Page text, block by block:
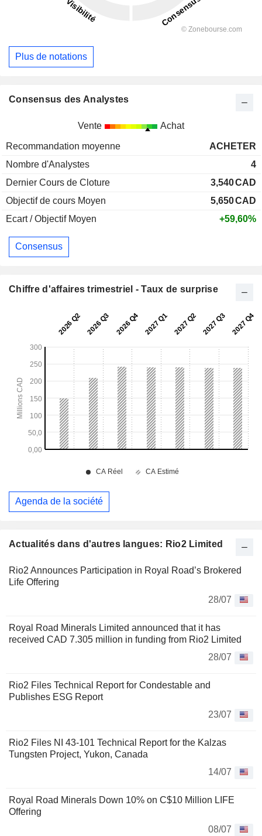
Actualités dans d'autres langues: Rio2 Limited
Rio2 Announces Participation in Royal Road’s Brokered
Life Offering
28/07
Royal Road Minerals Limited announced that it has
received CAD 7.305 million in funding from Rio2 Limited
28/07
Rio2 Files Technical Report for Condestable and
Publishes ESG Report
23/07
Rio2 Files NI 43-101 Technical Report for the Kalzas
Tungsten Project, Yukon, Canada
14/07
Royal Road Minerals Down 10% on C$10 Million LIFE
Offering
08/07
Plus de notations
Consensus des Analystes
Vente Achat
Recommandation moyenne
ACHETER
Nombre d'Analystes
4
Dernier Cours de Cloture
3,540CAD
Objectif de cours Moyen
5,650CAD
Ecart / Objectif Moyen
+59,60%
Consensus
Chiffre d'affaires trimestriel - Taux de surprise
Agenda de la société